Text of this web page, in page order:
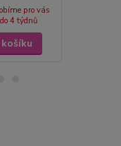
pro vás
do 4 týdnů